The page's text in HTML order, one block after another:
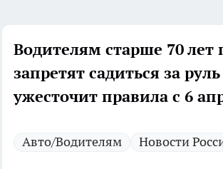
Водителям старше 70 лет
запретят садиться за
ужесточит правила с 6
Авто/Водителям Новости